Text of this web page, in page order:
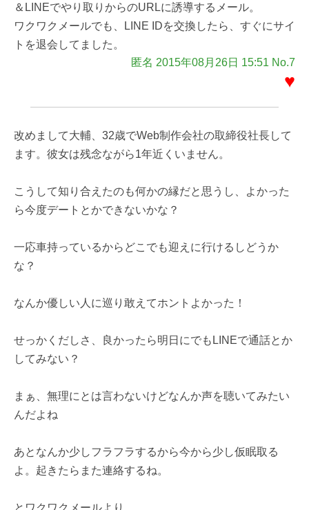
＆LINEでやり取りからのURLに誘導するメール。
ワクワクメールでも、LINE IDを交換したら、すぐにサイ
トを退会してました。
匿名 2015年08月26日 15:51 No.7
♥
改めまして大輔、32歳でWeb制作会社の取締役社長して
ます。彼女は残念ながら1年近くいません。
こうして知り合えたのも何かの縁だと思うし、よかった
ら今度デートとかできないかな？
一応車持っているからどこでも迎えに行けるしどうか
な？
なんか優しい人に巡り敢えてホントよかった！
せっかくだしさ、良かったら明日にでもLINEで通話とか
してみない？
まぁ、無理にとは言わないけどなんか声を聴いてみたい
んだよね
あとなんか少しフラフラするから今から少し仮眠取る
よ。起きたらまた連絡するね。
とワクワクメールより